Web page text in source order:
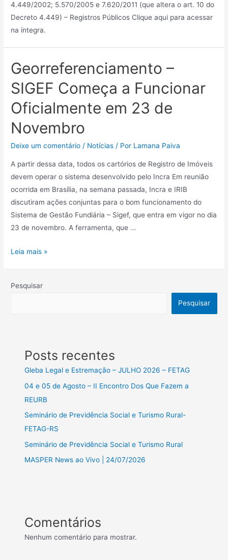
4.449/2002; 5.570/2005 e 7.620/2011 (que altera o art. 10 do
Decreto 4.449) – Registros Públicos Clique aqui para acessar
na íntegra.
Georreferenciamento –
SIGEF Começa a Funcionar
Oficialmente em 23 de
Novembro
Deixe um comentário / Notícias / Por Lamana Paiva
A partir dessa data, todos os cartórios de Registro de Imóveis
devem operar o sistema desenvolvido pelo Incra Em reunião
ocorrida em Brasília, na semana passada, Incra e IRIB
discutiram ações conjuntas para o bom funcionamento do
Sistema de Gestão Fundiária – Sigef, que entra em vigor no dia
23 de novembro. A ferramenta, que …
Leia mais »
Pesquisar
Pesquisar
Posts recentes
Gleba Legal e Estremação – JULHO 2026 – FETAG
04 e 05 de Agosto – II Encontro Dos Que Fazem a
REURB
Seminário de Previdência Social e Turismo Rural-
FETAG-RS
Seminário de Previdência Social e Turismo Rural
MASPER News ao Vivo | 24/07/2026
Comentários
Nenhum comentário para mostrar.